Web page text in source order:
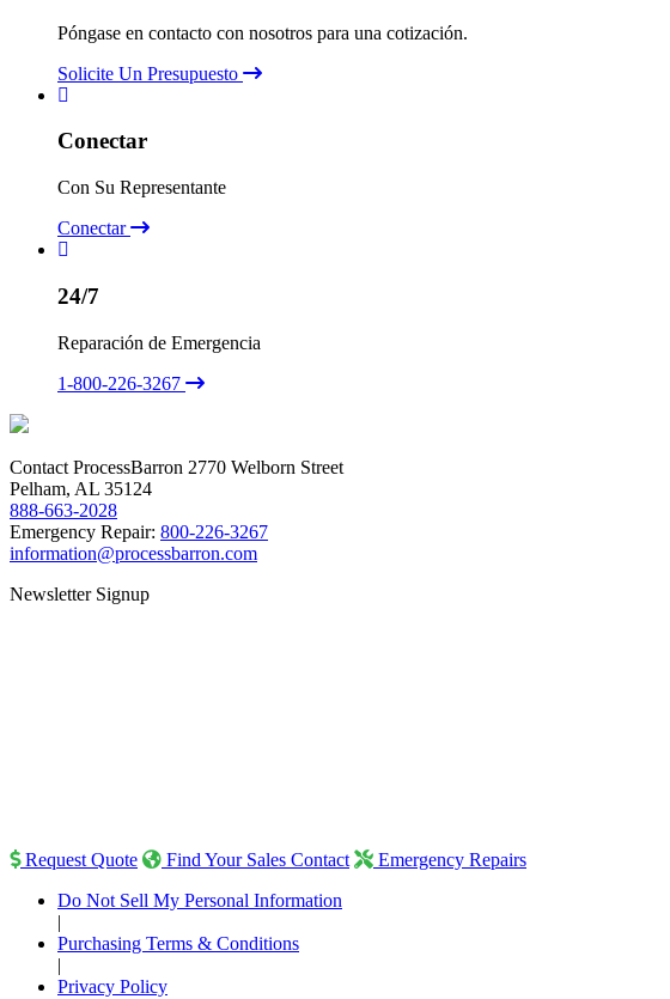
Póngase en contacto con nosotros para una cotización.
Solicite Un Presupuesto
Conectar
Con Su Representante
Conectar
24/7
Reparación de Emergencia
1-800-226-3267
Contact ProcessBarron 2770 Welborn Street
Pelham, AL 35124
888-663-2028
Emergency Repair: 800-226-3267
information@processbarron.com
Newsletter Signup
Request Quote Find Your Sales Contact
Emergency Repairs
Do Not Sell My Personal Information
|
Purchasing Terms & Conditions
|
Privacy Policy